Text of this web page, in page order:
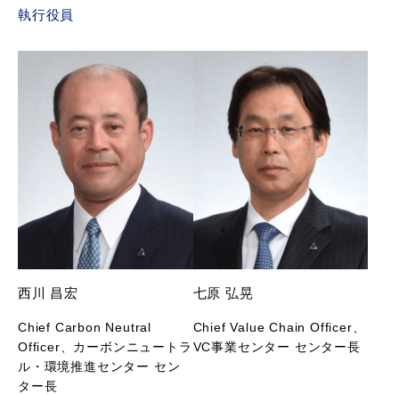
執行役員
西川 昌宏
Chief Carbon Neutral
Officer、カーボンニュートラ
ル・環境推進センター セン
ター長
七原 弘晃
Chief Value Chain Officer、
VC事業センター センター長